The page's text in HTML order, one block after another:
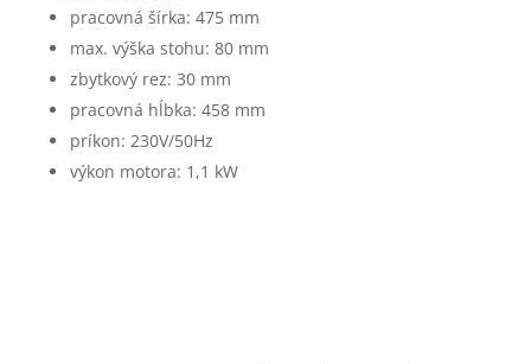
pracovná šírka: 475 mm
max. výška stohu: 80 mm
zbytkový rez: 30 mm
pracovná hĺbka: 458 mm
príkon: 230V/50Hz
výkon motora: 1,1 kW